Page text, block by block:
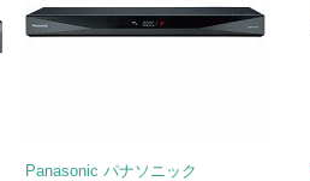
Panasonic パナソニック